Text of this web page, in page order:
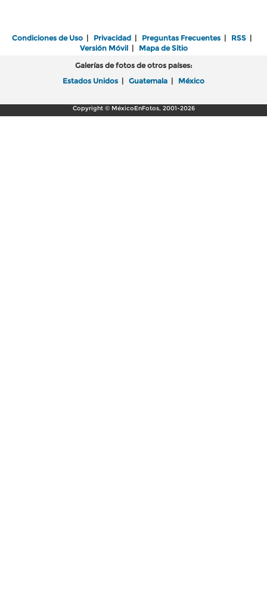
Condiciones de Uso | Privacidad | Preguntas Frecuentes | RSS |
Versión Móvil| Mapa de Sitio
Galerías de fotos de otros países:
Estados Unidos | Guatemala | México
Copyright © MéxicoEnFotos, 2001-2026